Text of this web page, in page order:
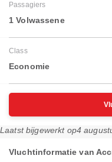
Passagiers
1 Volwassene
Class
Economie
Laatst bijgewerkt op4
Vluchtinformatie van